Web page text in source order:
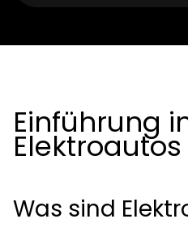
Einführung
Elektroautos
Was sind